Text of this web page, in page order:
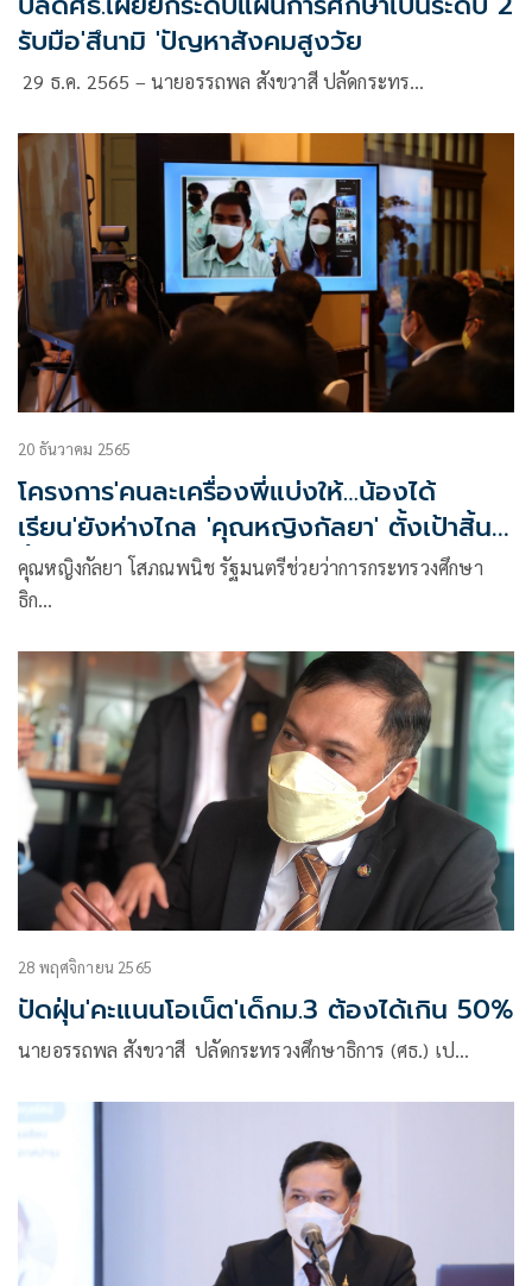
รับมือ'สึนามิ 'ปัญหาสังคมสูงวัย
29 ธ.ค. 2565 – นายอรรถพล สังขวาสี ปลัดกระทร…
20 ธันวาคม 2565
โครงการ'คนละเครื่องพี่แบ่งให้…น้องได้
เรียน'ยังห่างไกล 'คุณหญิงกัลยา' ตั้งเป้าสิ้นปี
นี้มียอดหนุน 10,000 เครื่อง แต่ขาดแคลน
จริง1.4 ล้านเครื่อง
คุณหญิงกัลยา โสภณพนิช รัฐมนตรีช่วยว่าการกระทรวงศึกษา
ธิก…
28 พฤศจิกายน 2565
ปัดฝุ่น'คะแนนโอเน็ต'เด็กม.3 ต้องได้เกิน 50%
นายอรรถพล สังขวาสี ปลัดกระทรวงศึกษาธิการ (ศธ.) เป…